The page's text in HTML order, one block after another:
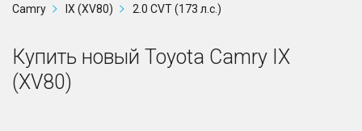
Camry IX (XV80) 2.0 CVT (173 л.с.)
Купить новый Toyota Camry IX
(XV80)